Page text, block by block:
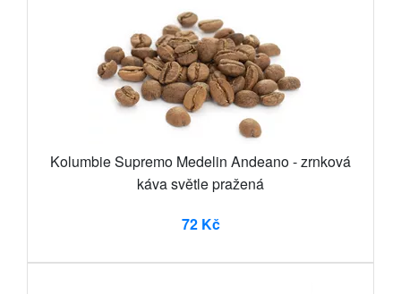
Kolumbie Supremo Medelin Andeano - zrnková
káva světle pražená
72 Kč